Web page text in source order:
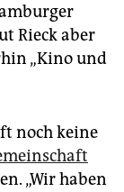
Rieck aber
„Kino und
noch keine
„Wir haben